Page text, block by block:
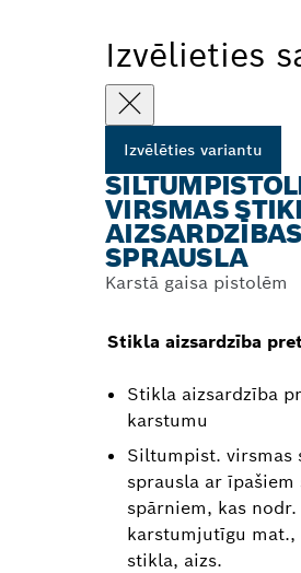
Izvēlieties
Izvēlēties variantu
VIRSMAS
AIZSARDZĪBAS
SPRAUSLA
Karstā gaisa pistolēm
Stikla aizsardzība
Stikla aizsardzība
karstumu
Siltumpist. virsmas
sprausla ar īpašiem
spārniem, kas nodr.
karstumjutīgu mat.,
stikla, aizs.